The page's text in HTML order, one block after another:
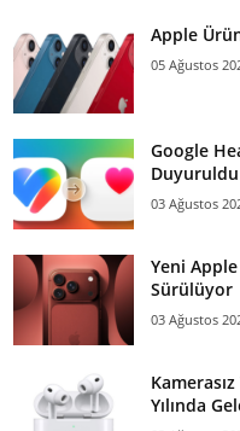
Apple
05 Ağustos
Google
Duyuruldu
03 Ağustos
Yeni
Sürülüyor
03 Ağustos
Yılında